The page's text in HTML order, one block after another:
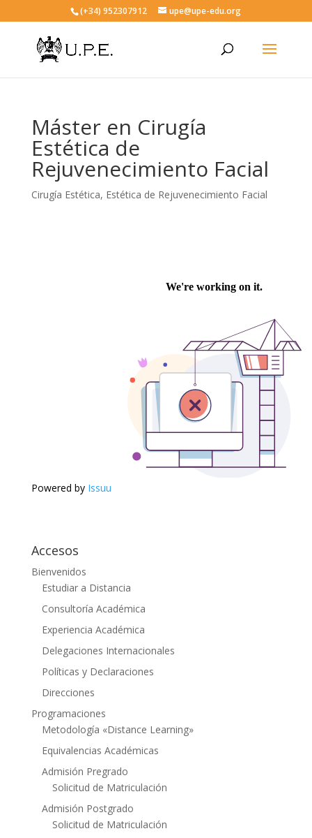
(+34) 952307912 upe@upe-edu.org
Máster en Cirugía
Estética de
Rejuvenecimiento Facial
Cirugía Estética, Estética de Rejuvenecimiento Facial
Powered by Issuu
Accesos
Bienvenidos
Estudiar a Distancia
Consultoría Académica
Experiencia Académica
Delegaciones Internacionales
Políticas y Declaraciones
Direcciones
Programaciones
Metodología «Distance Learning»
Equivalencias Académicas
Admisión Pregrado
Solicitud de Matriculación
Admisión Postgrado
Solicitud de Matriculación